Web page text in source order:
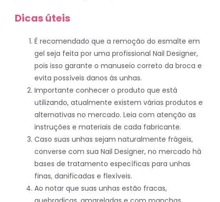
Dicas úteis
É recomendado que a remoção do esmalte em
gel seja feita por uma profissional Nail Designer,
pois isso garante o manuseio correto da broca e
evita possíveis danos às unhas.
Importante conhecer o produto que está
utilizando, atualmente existem várias produtos e
alternativas no mercado. Leia com atenção as
instruções e materiais de cada fabricante.
Caso suas unhas sejam naturalmente frágeis,
converse com sua Nail Designer, no mercado há
bases de tratamento específicas para unhas
finas, danificadas e flexíveis.
Ao notar que suas unhas estão fracas,